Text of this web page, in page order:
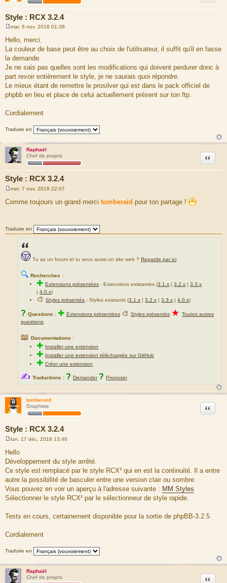
Style : RCX 3.2.4
e
s
s
a
g
e
mar. 6 nov. 2018 01:38
Hello, merci.
La couleur de base peut être au choix de l'utilisateur, il suffit qu'il en fasse
la demande.
Je ne sais pas quelles sont les modifications qui doivent perdurer donc à
part revoir entièrement le style, je ne saurais quoi répondre.
Le mieux étant de remettre le prosilver qui est dans le pack officiel de
phpbb en lieu et place de celui actuellement présent sur ton ftp.
Cordialement
Traduire en
Raphaël
Chef de projets
Style : RCX 3.2.4
Citation
s
e
mer. 7 nov. 2018 22:07
Comme toujours un grand merci tomberaid pour ton partage !
Traduire en
Tu as un forum et tu veux aussi un site web ? Regarde par ici.
🔍 Recherches :
✚Extensions présentées -Extensions existantes (3.1.x |3.2.x |3.3.x
|4.0.x)
🎨Styles présentés - Styles existants (3.1.x |3.2.x |3.3.x |4.0.x)
? Questions : ✚ Extensions présentées 🎨 Styles présentés ★ Toutes autres
questions
📖 Documentations :
✚ Installer une extension
✚ Installer une extension téléchargée sur GitHub
✚Créer une extension
✍ Traductions : ? Demander ? Proposer
tomberaid
Graphiste
Style : RCX 3.2.4
Citation
e
s
s
g
e
lun. 17 déc. 2018 13:40
Hello
Développement du style arrêté.
Ce style est remplacé par le style RCX² qui en est la continuité. Il a entre
autre la possibilité de basculer entre une version clair ou sombre.
Vous pouvez en voir un aperçu à l'adresse suivante : MM Styles
Sélectionner le style RCX² par le sélectionneur de style rapide.
Tests en cours, certainement disponible pour la sortie de phpBB-3.2.5
Cordialement
Traduire en
Raphaël
Chef de projets
Citation